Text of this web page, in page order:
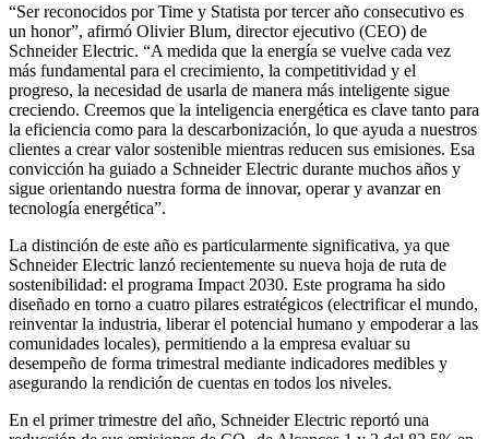
“Ser reconocidos por Time y Statista por tercer año consecutivo es
un honor”, afirmó Olivier Blum, director ejecutivo (CEO) de
Schneider Electric. “A medida que la energía se vuelve cada vez
más fundamental para el crecimiento, la competitividad y el
progreso, la necesidad de usarla de manera más inteligente sigue
creciendo. Creemos que la inteligencia energética es clave tanto para
la eficiencia como para la descarbonización, lo que ayuda a nuestros
clientes a crear valor sostenible mientras reducen sus emisiones. Esa
convicción ha guiado a Schneider Electric durante muchos años y
sigue orientando nuestra forma de innovar, operar y avanzar en
tecnología energética”.
La distinción de este año es particularmente significativa, ya que
Schneider Electric lanzó recientemente su nueva hoja de ruta de
sostenibilidad: el programa Impact 2030. Este programa ha sido
diseñado en torno a cuatro pilares estratégicos (electrificar el mundo,
reinventar la industria, liberar el potencial humano y empoderar a las
comunidades locales), permitiendo a la empresa evaluar su
desempeño de forma trimestral mediante indicadores medibles y
asegurando la rendición de cuentas en todos los niveles.
En el primer trimestre del año, Schneider Electric reportó una